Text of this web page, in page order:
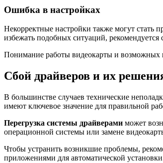
Ошибка в настройках
Некорректные настройки также могут стать
избежать подобных ситуаций, рекомендуется
Понимание работы видеокарты и возможных
Сбой драйверов и их
В большинстве случаев технические
имеют ключевое значение для правильной
Перегрузка системы драйверами может
операционной системы или замене
Чтобы устранить возникшие проблемы,
приложениями для автоматической